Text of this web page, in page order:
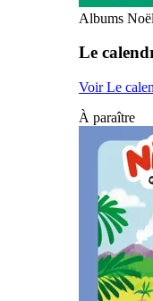
Albums Noël
Le
Voir Le
À paraître